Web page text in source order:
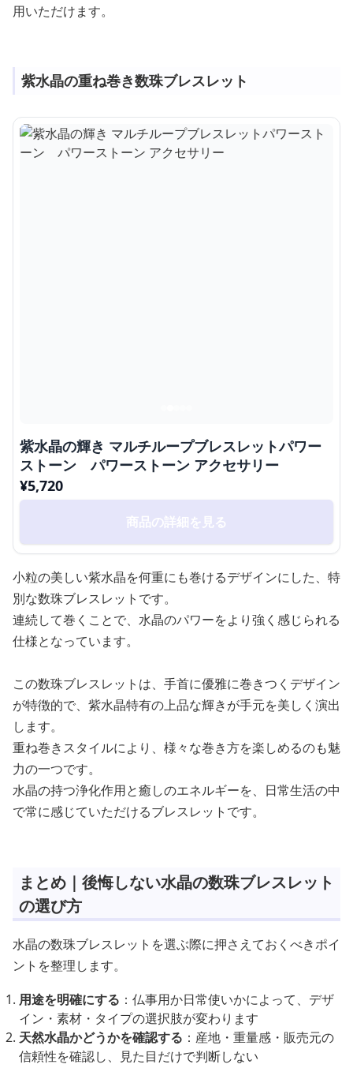
用いただけます。
紫水晶の重ね巻き数珠ブレスレット
紫水晶の輝き マルチループブレスレットパワー
ストーン パワーストーン アクセサリー
¥5,720
商品の詳細を見る
小粒の美しい紫水晶を何重にも巻けるデザインにした、特
別な数珠ブレスレットです。
連続して巻くことで、水晶のパワーをより強く感じられる
仕様となっています。
この数珠ブレスレットは、手首に優雅に巻きつくデザイン
が特徴的で、紫水晶特有の上品な輝きが手元を美しく演出
します。
重ね巻きスタイルにより、様々な巻き方を楽しめるのも魅
力の一つです。
水晶の持つ浄化作用と癒しのエネルギーを、日常生活の中
で常に感じていただけるブレスレットです。
まとめ｜後悔しない水晶の数珠ブレスレット
の選び方
水晶の数珠ブレスレットを選ぶ際に押さえておくべきポイ
ントを整理します。
用途を明確にする ：仏事用か日常使いかによって、デザ
イン・素材・タイプの選択肢が変わります
天然水晶かどうかを確認する ：産地・重量感・販売元の
信頼性を確認し、見た目だけで判断しない